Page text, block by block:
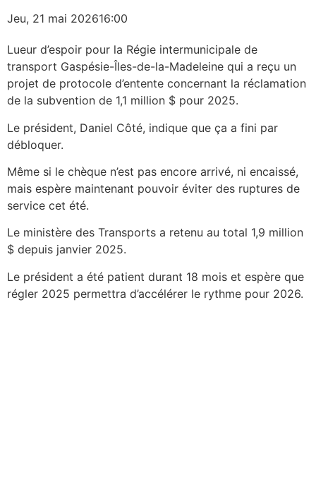
Jeu, 21 mai 202616:00
Lueur d’espoir pour la Régie intermunicipale de
transport Gaspésie-Îles-de-la-Madeleine qui a reçu un
projet de protocole d’entente concernant la réclamation
de la subvention de 1,1 million $ pour 2025.
Le président, Daniel Côté, indique que ça a fini par
débloquer.
Même si le chèque n’est pas encore arrivé, ni encaissé,
mais espère maintenant pouvoir éviter des ruptures de
service cet été.
Le ministère des Transports a retenu au total 1,9 million
$ depuis janvier 2025.
Le président a été patient durant 18 mois et espère que
régler 2025 permettra d’accélérer le rythme pour 2026.